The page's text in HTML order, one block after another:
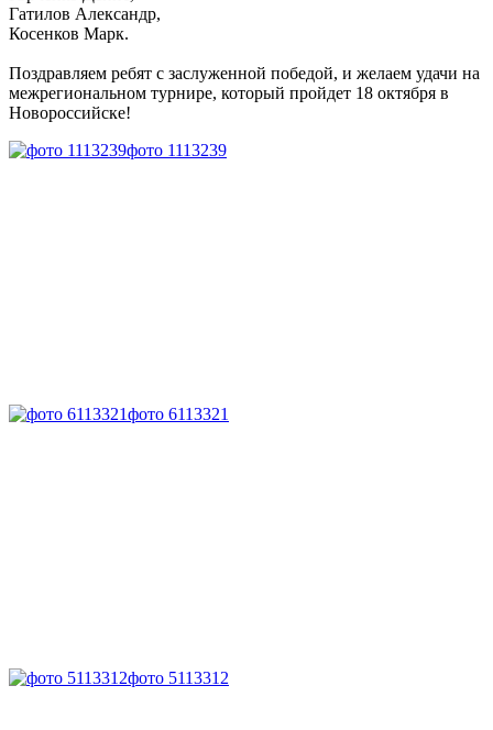
Гатилов Александр,
Косенков Марк.
Поздравляем ребят с заслуженной победой, и желаем удачи на
межрегиональном турнире, который пройдет 18 октября в
Новороссийске!
фото 1113239
фото 6113321
фото 5113312